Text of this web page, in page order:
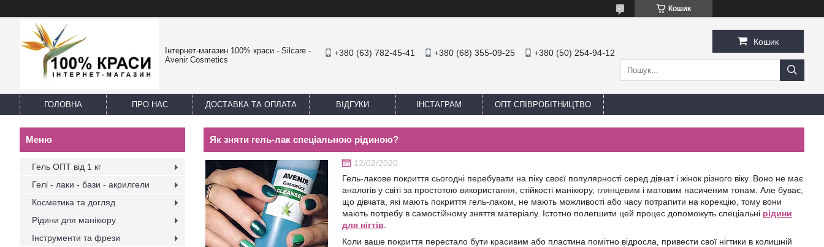
Кошик
Інтернет-магазин 100% краси - Silcare -
Avenir Cosmetics
+380 (63) 782-45-41 +380 (68) 355-09-25 +380 (50) 254-94-12
Кошик
ГОЛОВНА ПРО НАС ДОСТАВКА ТА ОПЛАТА ВІДГУКИ ІНСТАГРАМ ОПТ СПІВРОБІТНИЦТВО
Як зняти гель-лак спеціальною рідиною?
12/02/2020
Гель-лакове покриття сьогодні перебувати на піку своєї популярності серед дівчат і жінок різного віку. Воно не має
аналогів у світі за простотою використання, стійкості манікюру, глянцевим і матовим насиченим тонам. Але буває,
що дівчата, які мають покриття гель-лаком, не мають можливості або часу потрапити на корекцію, тому вони
мають потребу в самостійному зняття матеріалу. Істотно полегшити цей процес допоможуть спеціальні рідини
для нігтів
Коли ваше покриття перестало бути красивим або пластина помітно відросла, привести свої нігтики в колишній
Гель ОПТ від 1 кг
Гелі - лаки - бази - акрилгели
Косметика та догляд
Рідини для манікюру
Інструменти та фрези